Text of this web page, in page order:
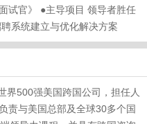
试官》 ●主导项目 领导者胜任
系统建立与优化解决方案
界500强美国跨国公司，担任人
责与美国总部及全球30多个国